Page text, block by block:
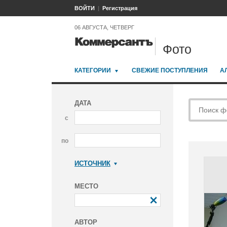
ВОЙТИ Регистрация
06 АВГУСТА, ЧЕТВЕРГ
Фото
КАТЕГОРИИ СВЕЖИЕ ПОСТУПЛЕНИЯ
ДАТА
с
по
ИСТОЧНИК
МЕСТО
АВТОР